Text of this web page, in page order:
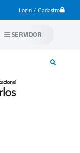
Login / Cadastro
SERVIDOR